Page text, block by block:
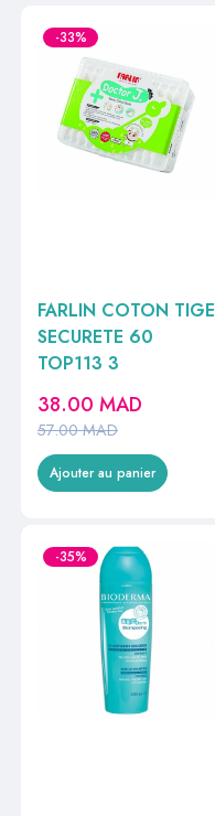
-33%
FARLIN COTON TIGE
SECURETE 60
TOP113 3
57.00MAD
38.00 MAD
Ajouter au panier
-35%